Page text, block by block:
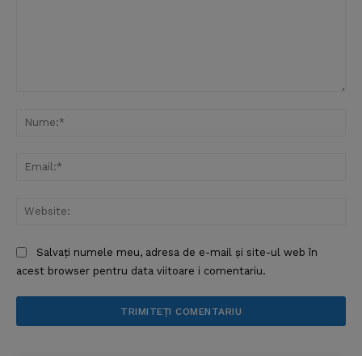
Salvați numele meu, adresa de e-mail și site-ul web în
acest browser pentru data viitoare i comentariu.